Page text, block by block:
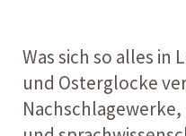
Was sich so alles in
und Osterglocke